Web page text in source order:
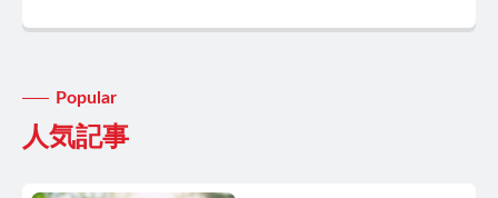
人気記事
Popular